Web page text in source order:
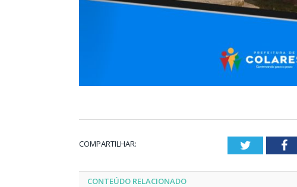
COMPARTILHAR: Twitter
CONTEÚDO RELACIONADO